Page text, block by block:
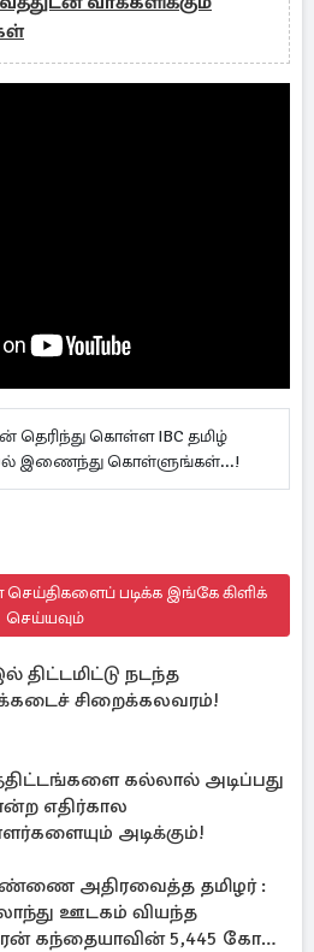
தெரிந்து கொள்ள IBC தமிழ்
இணைந்து கொள்ளுங்கள்...!
படிக்க இங்கே கிளிக்
செய்யவும்
திட்டமிட்டு நடந்த
சிறைக்கலவரம்!
கல்லால் அடிப்பது
எதிர்கால
அடிக்கும்!
அதிரவைத்த தமிழர் :
ஊடகம் வியந்த
கந்தையாவின் 5,445 கோடி